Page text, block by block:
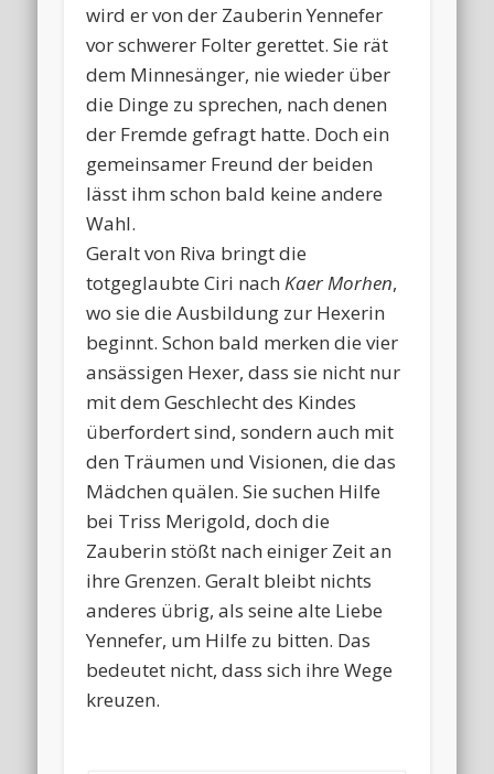
wird er von der Zauberin Yennefer
vor schwerer Folter gerettet. Sie rät
dem Minnesänger, nie wieder über
die Dinge zu sprechen, nach denen
der Fremde gefragt hatte. Doch ein
gemeinsamer Freund der beiden
lässt ihm schon bald keine andere
Wahl.
Geralt von Riva bringt die
totgeglaubte Ciri nachKaer Morhen,
wo sie die Ausbildung zur Hexerin
beginnt. Schon bald merken die vier
ansässigen Hexer, dass sie nicht nur
mit dem Geschlecht des Kindes
überfordert sind, sondern auch mit
den Träumen und Visionen, die das
Mädchen quälen. Sie suchen Hilfe
bei Triss Merigold, doch die
Zauberin stößt nach einiger Zeit an
ihre Grenzen. Geralt bleibt nichts
anderes übrig, als seine alte Liebe
Yennefer, um Hilfe zu bitten. Das
bedeutet nicht, dass sich ihre Wege
kreuzen.